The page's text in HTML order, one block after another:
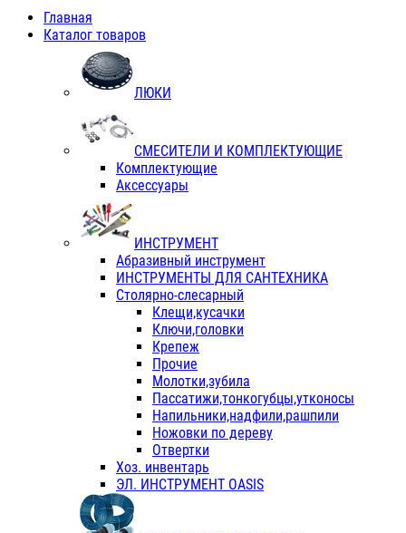
Главная
Каталог товаров
ЛЮКИ
СМЕСИТЕЛИ И КОМПЛЕКТУЮЩИЕ
Комплектующие
Аксессуары
ИНСТРУМЕНТ
Абразивный инструмент
ИНСТРУМЕНТЫ ДЛЯ САНТЕХНИКА
Столярно-слесарный
Клещи,кусачки
Ключи,головки
Крепеж
Прочие
Молотки,зубила
Пассатижи,тонкогубцы,утконосы
Напильники,надфили,рашпили
Ножовки по дереву
Отвертки
Хоз. инвентарь
ЭЛ. ИНСТРУМЕНТ OASIS